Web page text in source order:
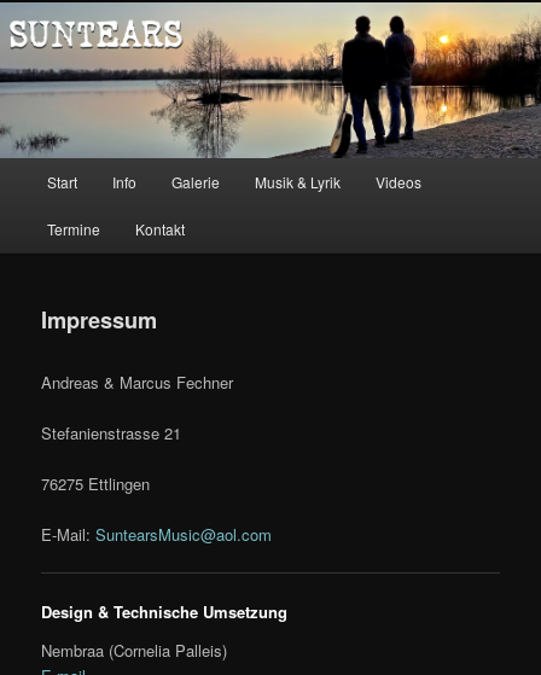
Inhalt
wechseln
Suntears
Start Info Galerie Musik & Lyrik Videos
Termine Kontakt
Impressum
Andreas & Marcus Fechner
Stefanienstrasse 21
76275 Ettlingen
E-Mail:SuntearsMusic@aol.com
Design & Technische Umsetzung
Nembraa (Cornelia Palleis)